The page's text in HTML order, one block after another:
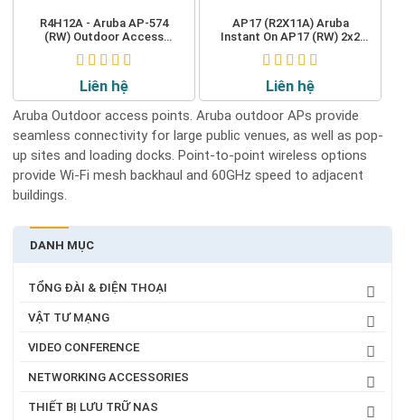
DANH MỤC
TỔNG ĐÀI & ĐIỆN THOẠI
VẬT TƯ MẠNG
VIDEO CONFERENCE
NETWORKING ACCESSORIES
THIẾT BỊ LƯU TRỮ NAS
R4H12A - Aruba AP-574
(RW) Outdoor Access
Liên hệ
AP17 (R2X11A) Aruba
Instant On AP17 (RW) 2x2
Access Point
Liên hệ
Aruba Outdoor access points. Aruba outdoor APs provide
seamless connectivity for large public venues, as well as pop-
up sites and loading docks. Point-to-point wireless options
provide Wi-Fi mesh backhaul and 60GHz speed to adjacent
buildings.